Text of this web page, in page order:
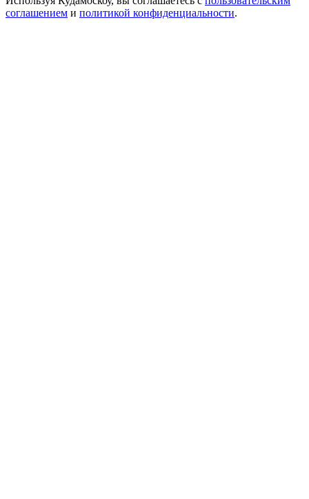
соглашением и политикой конфиденциальности.